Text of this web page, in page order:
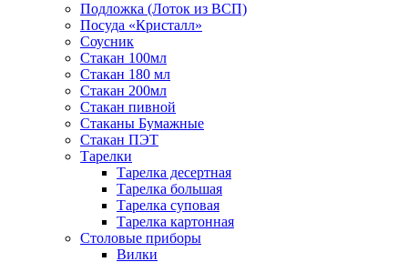
Подложка (Лоток из ВСП)
Посуда «Кристалл»
Соусник
Стакан 100мл
Стакан 180 мл
Стакан 200мл
Стакан пивной
Стаканы Бумажные
Стакан ПЭТ
Тарелки
Тарелка десертная
Тарелка большая
Тарелка суповая
Тарелка картонная
Столовые приборы
Вилки